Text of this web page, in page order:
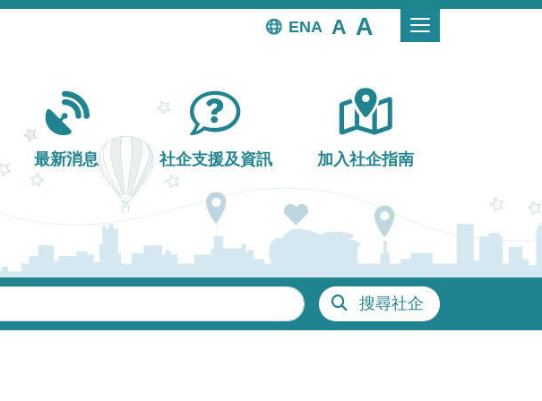
EN
Main navigation
最新消息 社企支援及資訊 加入社企指南
搜尋社企